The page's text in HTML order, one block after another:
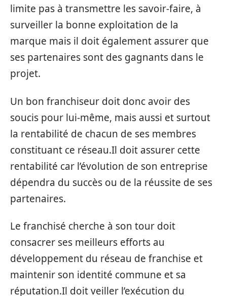
limite pas à transmettre les savoir-faire, à
surveiller la bonne exploitation de la
marque mais il doit également assurer que
ses partenaires sont des gagnants dans le
projet.
Un bon franchiseur doit donc avoir des
soucis pour lui-même, mais aussi et surtout
la rentabilité de chacun de ses membres
constituant ce réseau.Il doit assurer cette
rentabilité car l’évolution de son entreprise
dépendra du succès ou de la réussite de ses
partenaires.
Le franchisé cherche à son tour doit
consacrer ses meilleurs efforts au
développement du réseau de franchise et
maintenir son identité commune et sa
réputation.Il doit veiller l’exécution du